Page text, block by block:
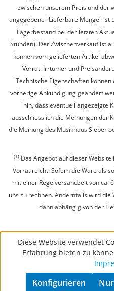
zwischen unserem Preis und der
angegebene "Lieferbare Menge" ist
Lagerbestand bei der letzten
Stunden). Der Zwischenverkauf ist
können vom gelieferten Artikel
Vorrat. Irrtümer und
Technische Eigenschaften
vorherige Ankündigung geändert
hin, dass eventuell angezeigte
ausschliesslich die Meinungen der
die Meinung des Musikhaus Sieber
(1) Das Angebot auf dieser
Vorrat reicht. Sofern die Ware als
mit einer Regelversandzeit von ca.
uns zu rechnen. Andernfalls wird
dann abhängig von der
Diese Website verwendet
Erfahrung bieten zu
Konfigurieren